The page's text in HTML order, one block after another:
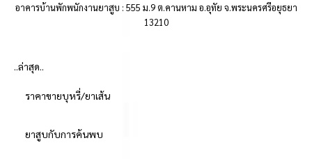
อาคารบ้านพักพนักงานยาสูบ : 555 ม.9 ต.คานหาม อ.อุทัย จ.พระนครศรีอยุธยา
13210
..ล่าสุด..
ราคาขายบุหรี่/ยาเส้น
ยาสูบกับการค้นพบ